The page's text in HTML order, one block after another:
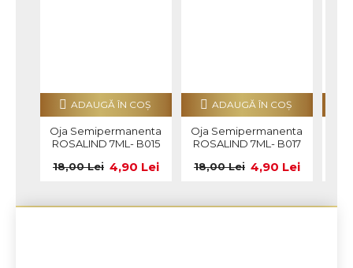
Oja Semipermanenta
ROSALIND 7ML- B015
4,90 Lei
18,00 Lei
ADAUGĂ ÎN COŞ
Oja Semipermanenta
ROSALIND 7ML- B017
4,90 Lei
18,00 Lei
ADAUGĂ ÎN COŞ